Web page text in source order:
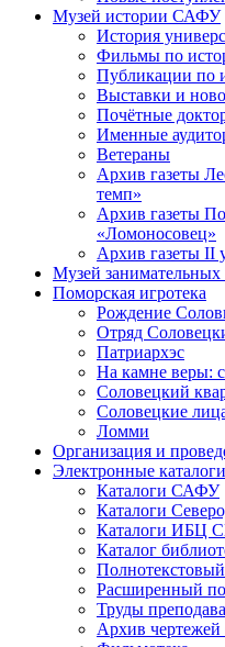
Музей истории САФУ
История
Фильмы по
Публикации по
Выставки и
Почётные
Именные
Ветераны
Архив газеты
темп»
Архив газеты
«Ломоносовец»
Архив газеты II
Музей занимательных
Поморская игротека
Рождение
Отряд
Патриархэс
На камне веры:
Соловецкий
Соловецкие
Ломми
Организация и
Электронные каталоги
Каталоги САФУ
Каталоги
Каталоги ИБЦ
Каталог
Расширенный
Труды
Архив чертежей